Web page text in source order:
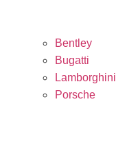
Bentley
Bugatti
Lamborghini
Porsche